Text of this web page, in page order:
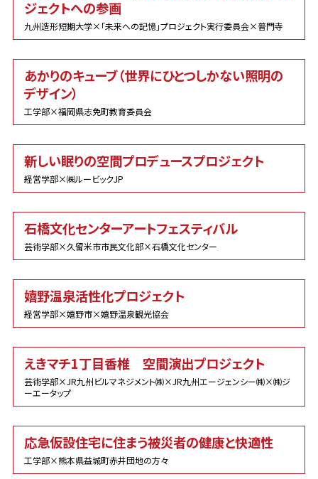
ジェクトへの参画
九州造形短期大学×「未来への記憶」プロジェクト実行委員会×普門寺
あかりのキューブ（世界にひとつしかない照明の
デザイン）
工学部×福岡県志免町教育委員会
新しい眠りの空間プロデュースプロジェクト
経営学部×㈱ルービックJP
石橋文化センターアートフェスティバル
芸術学部×久留米市市民文化部×石橋文化センター
嬉野温泉活性化プロジェクト
経営学部×嬉野市×嬉野温泉観光協会
えきマチ1丁目香椎 空間演出プロジェクト
芸術学部×JR九州ビルマネジメント㈱×JR九州エージェンシー㈱×㈱ジ
ーエータップ
応急仮設住宅に住まう被災者の健康と快適性
工学部×熊本県益城町赤井団地の方々